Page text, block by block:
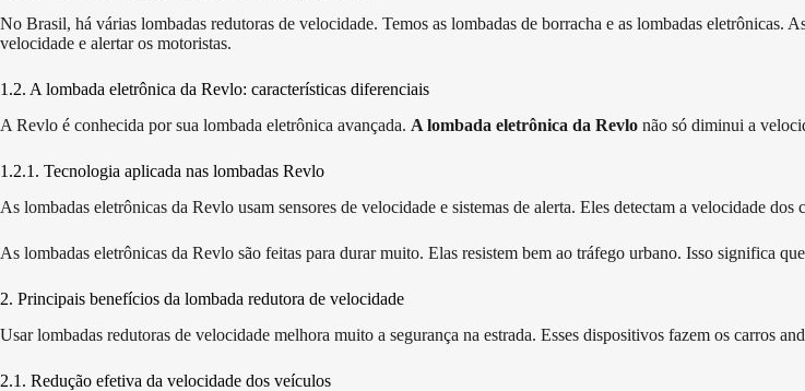
No Brasil, há várias lombadas redutoras de velocidade. Temos as lombadas de borracha e as lombadas eletrônicas.
velocidade e alertar os motoristas.
1.2. A lombada eletrônica da Revlo: características diferenciais
A Revlo é conhecida por sua lombada eletrônica avançada. A lombada eletrônica da Revlo não só diminui a
1.2.1. Tecnologia aplicada nas lombadas Revlo
As lombadas eletrônicas da Revlo usam sensores de velocidade e sistemas de alerta. Eles detectam a velocidade
As lombadas eletrônicas da Revlo são feitas para durar muito. Elas resistem bem ao tráfego urbano. Isso significa
2. Principais benefícios da lombada redutora de velocidade
Usar lombadas redutoras de velocidade melhora muito a segurança na estrada. Esses dispositivos fazem os carros
2.1. Redução efetiva da velocidade dos veículos